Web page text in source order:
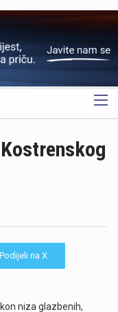
Podijeli na X
niza glazbenih,